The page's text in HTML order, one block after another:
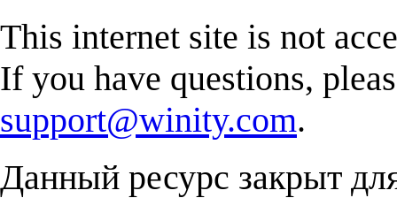
This internet site is not
If you have questions,
support@winity.com.
Данный ресурс закрыт